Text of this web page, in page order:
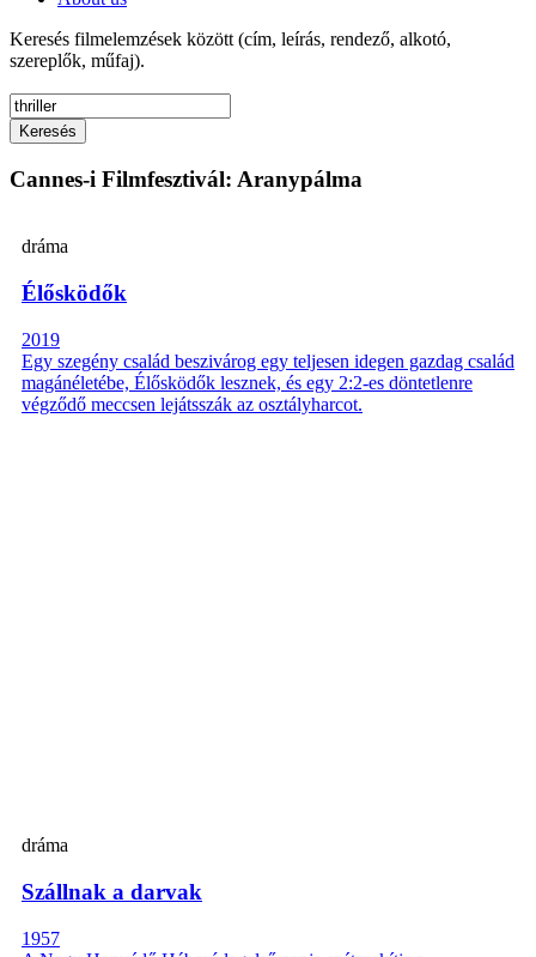
Keresés filmelemzések között (cím, leírás, rendező, alkotó,
szereplők, műfaj).
Keresés
Cannes-i Filmfesztivál: Aranypálma
dráma
Élősködők
2019
Egy szegény család beszivárog egy teljesen idegen gazdag család
magánéletébe, Élősködők lesznek, és egy 2:2-es döntetlenre
végződő meccsen lejátsszák az osztályharcot.
dráma
Szállnak a darvak
1957